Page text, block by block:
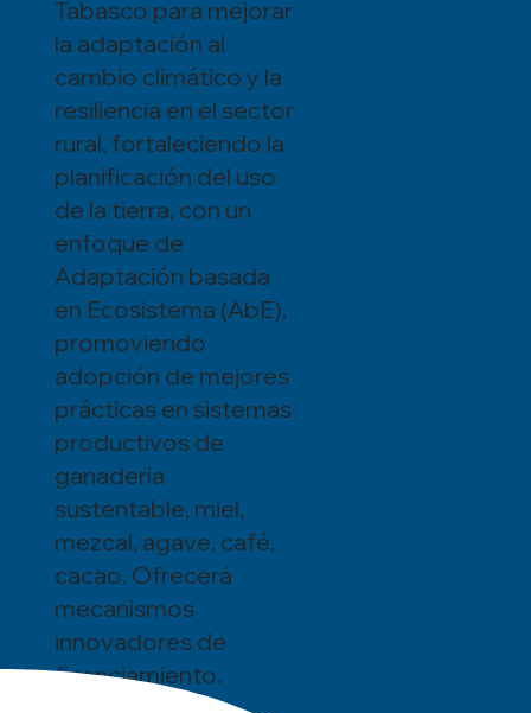
Tabasco para mejorar
la adaptación al
cambio climático y la
resiliencia en el sector
rural, fortaleciendo la
planificación del uso
de la tierra, con un
enfoque de
Adaptación basada
en Ecosistema (AbE),
promoviendo
adopción de mejores
prácticas en sistemas
productivos de
ganadería
sustentable, miel,
mezcal, agave, café,
cacao. Ofrecerá
mecanismos
innovadores de
financiamiento.